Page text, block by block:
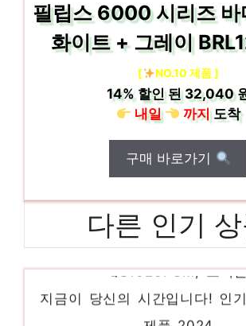
필립스 6000 시리즈 바
화이트 + 그레이
[ NO.10 제품 ]
14%할인 된32,040
내일
까지도착
구매 바로가기
다른 인기
쿠쿠 10인용 전기압력밥솥,
지금이 당신의 시간입니다! 인
제품 2024